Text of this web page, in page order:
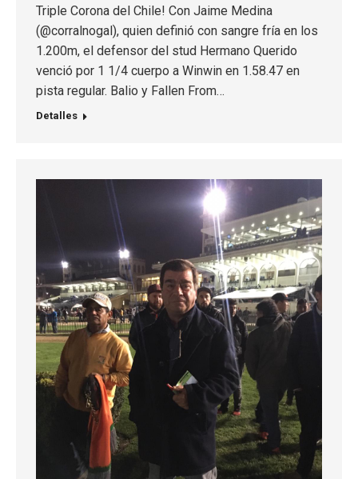
Triple Corona del Chile! Con Jaime Medina
(@corralnogal), quien definió con sangre fría en los
1.200m, el defensor del stud Hermano Querido
venció por 1 1/4 cuerpo a Winwin en 1.58.47 en
pista regular. Balio y Fallen From…
Detalles